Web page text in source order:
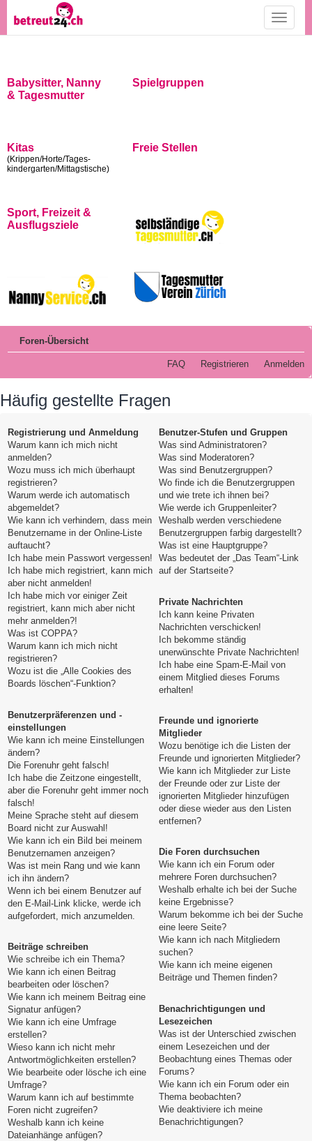
Toggle
Babysitter, Nanny
& Tagesmutter
Spielgruppen
Kitas
(Krippen/Horte/Tages-
kindergarten/Mittagstische)
Freie Stellen
Sport, Freizeit &
Ausflugsziele
Foren-Übersicht
FAQ Registrieren Anmelden
Häufig gestellte Fragen
Registrierung und Anmeldung
Warum kann ich mich nicht
anmelden?
Wozu muss ich mich überhaupt
registrieren?
Warum werde ich automatisch
abgemeldet?
Wie kann ich verhindern, dass mein
Benutzername in der Online-Liste
auftaucht?
Ich habe mein Passwort vergessen!
Ich habe mich registriert, kann mich
aber nicht anmelden!
Ich habe mich vor einiger Zeit
registriert, kann mich aber nicht
mehr anmelden?!
Was ist COPPA?
Warum kann ich mich nicht
registrieren?
Wozu ist die „Alle Cookies des
Boards löschen“-Funktion?
Benutzerpräferenzen und -
einstellungen
Wie kann ich meine Einstellungen
ändern?
Die Forenuhr geht falsch!
Ich habe die Zeitzone eingestellt,
aber die Forenuhr geht immer noch
falsch!
Meine Sprache steht auf diesem
Board nicht zur Auswahl!
Wie kann ich ein Bild bei meinem
Benutzernamen anzeigen?
Was ist mein Rang und wie kann
ich ihn ändern?
Wenn ich bei einem Benutzer auf
den E-Mail-Link klicke, werde ich
aufgefordert, mich anzumelden.
Beiträge schreiben
Wie schreibe ich ein Thema?
Wie kann ich einen Beitrag
bearbeiten oder löschen?
Wie kann ich meinem Beitrag eine
Signatur anfügen?
Wie kann ich eine Umfrage
erstellen?
Wieso kann ich nicht mehr
Antwortmöglichkeiten erstellen?
Wie bearbeite oder lösche ich eine
Umfrage?
Warum kann ich auf bestimmte
Foren nicht zugreifen?
Weshalb kann ich keine
Dateianhänge anfügen?
Benutzer-Stufen und Gruppen
Was sind Administratoren?
Was sind Moderatoren?
Was sind Benutzergruppen?
Wo finde ich die Benutzergruppen
und wie trete ich ihnen bei?
Wie werde ich Gruppenleiter?
Weshalb werden verschiedene
Benutzergruppen farbig dargestellt?
Was ist eine Hauptgruppe?
Was bedeutet der „Das Team“-Link
auf der Startseite?
Private Nachrichten
Ich kann keine Privaten
Nachrichten verschicken!
Ich bekomme ständig
unerwünschte Private Nachrichten!
Ich habe eine Spam-E-Mail von
einem Mitglied dieses Forums
erhalten!
Freunde und ignorierte
Mitglieder
Wozu benötige ich die Listen der
Freunde und ignorierten Mitglieder?
Wie kann ich Mitglieder zur Liste
der Freunde oder zur Liste der
ignorierten Mitglieder hinzufügen
oder diese wieder aus den Listen
entfernen?
Die Foren durchsuchen
Wie kann ich ein Forum oder
mehrere Foren durchsuchen?
Weshalb erhalte ich bei der Suche
keine Ergebnisse?
Warum bekomme ich bei der Suche
eine leere Seite?
Wie kann ich nach Mitgliedern
suchen?
Wie kann ich meine eigenen
Beiträge und Themen finden?
Benachrichtigungen und
Lesezeichen
Was ist der Unterschied zwischen
einem Lesezeichen und der
Beobachtung eines Themas oder
Forums?
Wie kann ich ein Forum oder ein
Thema beobachten?
Wie deaktiviere ich meine
Benachrichtigungen?